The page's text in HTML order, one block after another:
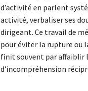
d’activité en parlent
activité, verbaliser ses
dirigeant. Ce travail de
pour éviter la rupture ou
finit souvent par affaiblir
d’incompréhension